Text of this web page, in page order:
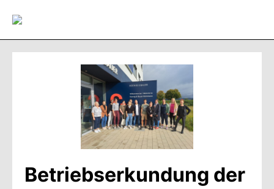
zum
Inhalt
Betriebserkundung der